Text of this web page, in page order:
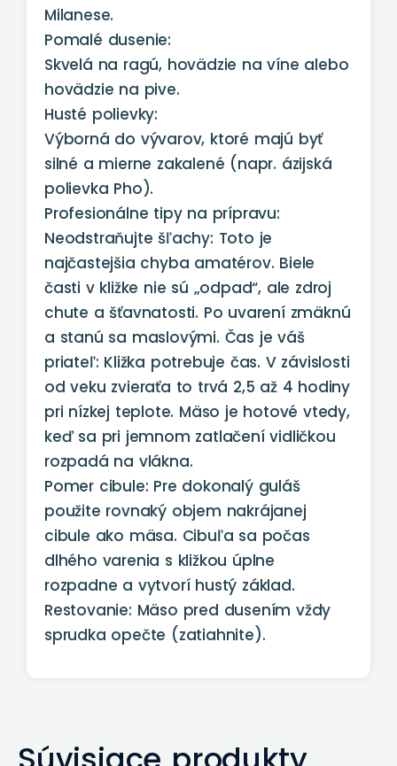
Milanese.
Pomalé dusenie:
Skvelá na ragú, hovädzie na víne alebo
hovädzie na pive.
Husté polievky:
Výborná do vývarov, ktoré majú byť
silné a mierne zakalené (napr. ázijská
polievka Pho).
Profesionálne tipy na prípravu:
Neodstraňujte šľachy: Toto je
najčastejšia chyba amatérov. Biele
časti v kližke nie sú „odpad“, ale zdroj
chute a šťavnatosti. Po uvarení zmäknú
a stanú sa maslovými. Čas je váš
priateľ: Kližka potrebuje čas. V závislosti
od veku zvieraťa to trvá 2,5 až 4 hodiny
pri nízkej teplote. Mäso je hotové vtedy,
keď sa pri jemnom zatlačení vidličkou
rozpadá na vlákna.
Pomer cibule: Pre dokonalý guláš
použite rovnaký objem nakrájanej
cibule ako mäsa. Cibuľa sa počas
dlhého varenia s kližkou úplne
rozpadne a vytvorí hustý základ.
Restovanie: Mäso pred dusením vždy
sprudka opečte (zatiahnite).